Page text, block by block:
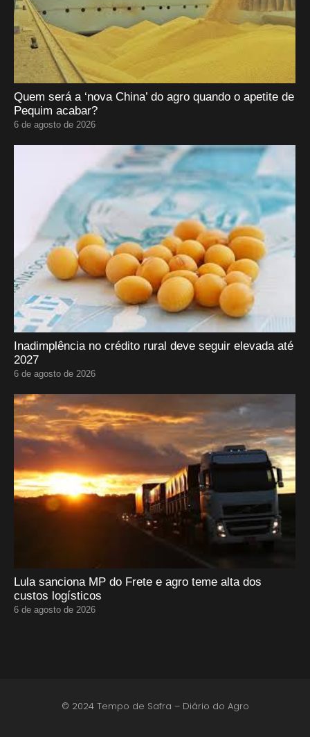
Quem será a ‘nova China’ do agro quando o apetite de
Pequim acabar?
6 de agosto de 2026
Inadimplência no crédito rural deve seguir elevada até
2027
6 de agosto de 2026
Lula sanciona MP do Frete e agro teme alta dos
custos logísticos
6 de agosto de 2026
© 2024 Tempo de Safra – Diário do Agro